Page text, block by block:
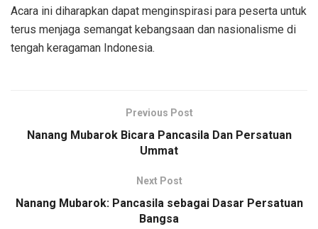
Acara ini diharapkan dapat menginspirasi para peserta untuk
terus menjaga semangat kebangsaan dan nasionalisme di
tengah keragaman Indonesia.
Previous Post
Nanang Mubarok Bicara Pancasila Dan Persatuan
Ummat
Next Post
Nanang Mubarok: Pancasila sebagai Dasar Persatuan
Bangsa